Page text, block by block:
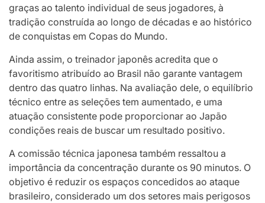
graças ao talento individual de seus jogadores, à
tradição construída ao longo de décadas e ao histórico
de conquistas em Copas do Mundo.
Ainda assim, o treinador japonês acredita que o
favoritismo atribuído ao Brasil não garante vantagem
dentro das quatro linhas. Na avaliação dele, o equilíbrio
técnico entre as seleções tem aumentado, e uma
atuação consistente pode proporcionar ao Japão
condições reais de buscar um resultado positivo.
A comissão técnica japonesa também ressaltou a
importância da concentração durante os 90 minutos. O
objetivo é reduzir os espaços concedidos ao ataque
brasileiro, considerado um dos setores mais perigosos